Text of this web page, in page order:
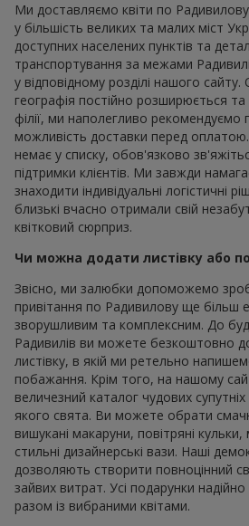
Ми доставляємо квіти по
у більшість великих та малих міст
доступних населених пунктів та
транспортування за межами
у відповідному розділі нашого сайту.
географія постійно розширюється та
філії, ми наполегливо рекомендуємо
можливість доставки перед
немає у списку, обов'язково
підтримки клієнтів. Ми завжди
знаходити індивідуальні логістичні
близькі вчасно отримали свій
квітковий сюрприз.
Чи можна додати листівку або
Звісно, ми залюбки допоможемо
привітання по Радивилову ще більш
зворушливим та комплексним. До
Радивилів ви можете безкоштовно
листівку, в якій ми ретельно
побажання. Крім того, на нашому
величезний каталог чудових
якого свята. Ви можете обрати
вишукані макаруни, повітряні кульки,
стильні дизайнерські вази. Наші
дозволяють створити повноцінний
зайвих витрат. Усі подарунки
разом із вибраними квітами.